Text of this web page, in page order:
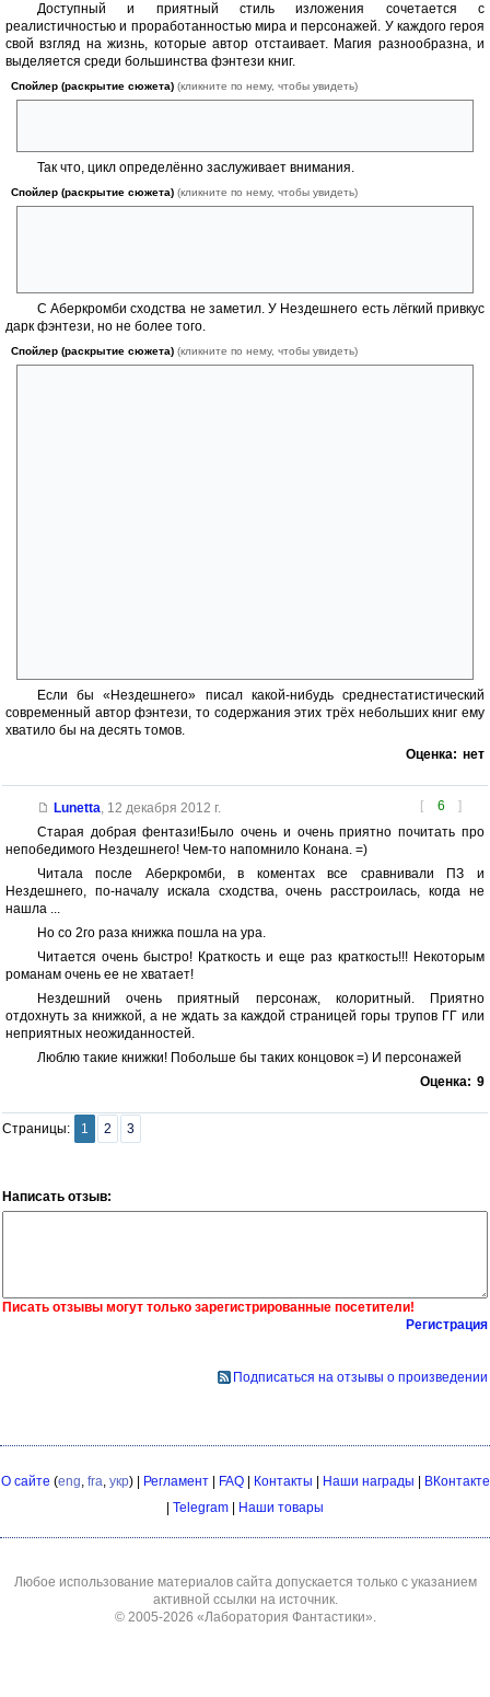
Доступный и приятный стиль изложения сочетается с
реалистичностью и проработанностью мира и персонажей. У каждого героя
свой взгляд на жизнь, которые автор отстаивает. Магия разнообразна, и
выделяется среди большинства фэнтези книг.
Спойлер (раскрытие сюжета) (кликните по нему, чтобы увидеть)
Так что, цикл определённо заслуживает внимания.
Спойлер (раскрытие сюжета) (кликните по нему, чтобы увидеть)
С Аберкромби сходства не заметил. У Нездешнего есть лёгкий привкус
дарк фэнтези, но не более того.
Спойлер (раскрытие сюжета) (кликните по нему, чтобы увидеть)
Если бы «Нездешнего» писал какой-нибудь среднестатистический
современный автор фэнтези, то содержания этих трёх небольших книг ему
хватило бы на десять томов.
Оценка: нет
[ 6 ]
Lunetta, 12 декабря 2012 г.
Старая добрая фентази!Было очень и очень приятно почитать про
непобедимого Нездешнего! Чем-то напомнило Конана. =)
Читала после Аберкромби, в коментах все сравнивали ПЗ и
Нездешнего, по-началу искала сходства, очень расстроилась, когда не
нашла ...
Но со 2го раза книжка пошла на ура.
Читается очень быстро! Краткость и еще раз краткость!!! Некоторым
романам очень ее не хватает!
Нездешний очень приятный персонаж, колоритный. Приятно
отдохнуть за книжкой, а не ждать за каждой страницей горы трупов ГГ или
неприятных неожиданностей.
Люблю такие книжки! Побольше бы таких концовок =) И персонажей
Оценка: 9
Страницы: 1 2 3
Написать отзыв:
Писать отзывы могут только зарегистрированные посетители!
Регистрация
Подписаться на отзывы о произведении
О сайте (eng, fra, укр) | Регламент| FAQ| Контакты Наши награды
ВКонтакте
Telegram Наши товары
Любое использование материалов сайта допускается только с указанием
активной ссылки на источник.
© 2005-2026 «Лаборатория Фантастики».